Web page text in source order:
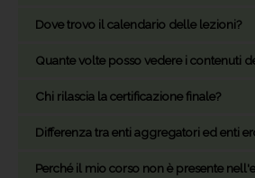
Dove trovo il calendario delle lezioni?
Quante volte posso vedere i contenuti
Chi rilascia la certificazione finale?
Differenza tra enti aggregatori ed enti
Perché il mio corso non è presente